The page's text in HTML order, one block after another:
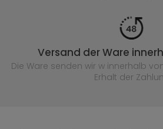
Versand der Ware
Die Ware senden wir w innerhalb
Erhalt der